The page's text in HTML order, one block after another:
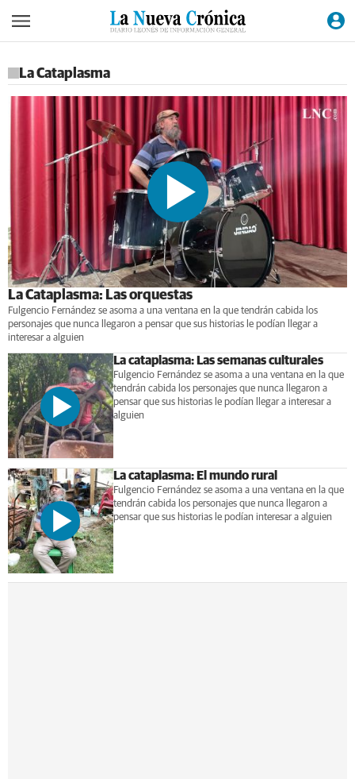
La Cataplasma
La Cataplasma: Las orquestas
Fulgencio Fernández se asoma a una ventana en la que tendrán cabida los
personajes que nunca llegaron a pensar que sus historias le podían llegar a
interesar a alguien
La cataplasma: Las semanas culturales
Fulgencio Fernández se asoma a una ventana en la que
tendrán cabida los personajes que nunca llegaron a
pensar que sus historias le podían llegar a interesar a
alguien
La cataplasma: El mundo rural
Fulgencio Fernández se asoma a una ventana en la que
tendrán cabida los personajes que nunca llegaron a
pensar que sus historias le podían interesar a alguien